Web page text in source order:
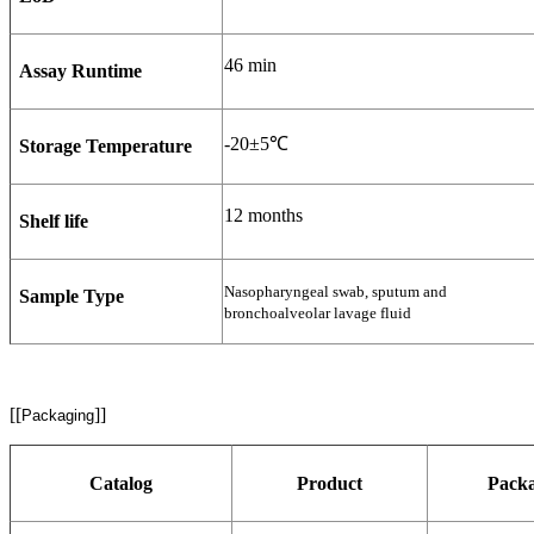
Assay Runtime 46 min
Storage Temperature -20±5℃
Shelf life 12 months
Sample Type
Nasopharyngeal swab, sputum and
bronchoalveolar lavage fluid
[[Packaging]]
Catalog Product